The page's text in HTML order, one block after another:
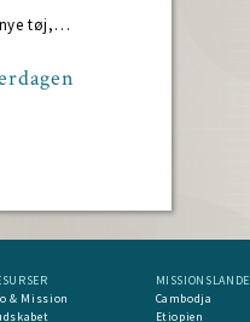
nye tøj,…
& Mission
MISSIONSLANDE
Cambodja
Etiopien